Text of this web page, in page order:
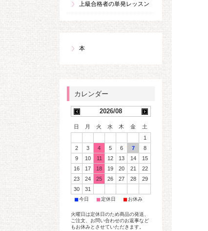
上級合格者の単発レッスン
本
2026/08
日 月 火 水 木 金
土
1
2
3 4 5 6 7
8
9
10 11 12 13 14
15
16
17 18 19 20 21
22
23
24 25 26 27 28
29
30
31
■ 今日 ■ 定休日 ■ お休み
火曜日は定休日のため商品の発送、
ご注文、お問い合わせのお返事など
もお休みとさせていただきます。